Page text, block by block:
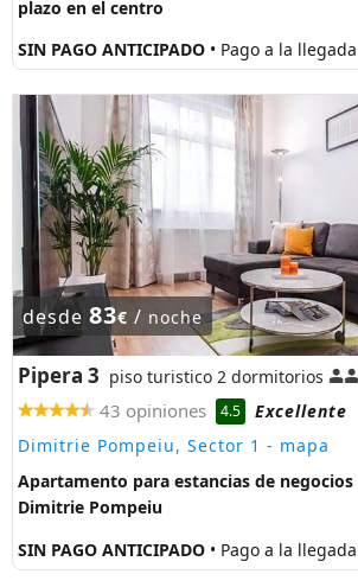
plazo en el centro
SIN PAGO ANTICIPADO • Pago a la llegada
desde 83€ / noche
Pipera 3 piso turistico 2 dormitorios
43 opiniones 4.5
Excellente
Dimitrie Pompeiu, Sector 1 - mapa
Apartamento para estancias de negocios
Dimitrie Pompeiu
SIN PAGO ANTICIPADO • Pago a la llegada